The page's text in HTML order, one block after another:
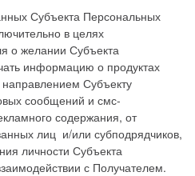
Субъекта Персональных
в целях
о желании Субъекта
информацию о продуктах
Субъекту
сообщений и смс-
содержания, от
лиц и/или субподрядчиков,
личности Субъекта
с Получателем.